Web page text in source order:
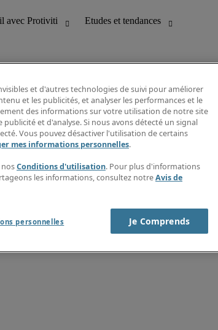
Etudes et tendances
Fiches métiers
Guide des salaires
Informations intérimaires
S'abonner à la newsletter
Créer une alerte emploi
et d'autres technologies de suivi pour améliorer
et les publicités, et analyser les performances et le
des informations sur votre utilisation de notre site
et d'analyse. Si nous avons détecté un signal
Vous pouvez désactiver l'utilisation de certains
mes informations personnelles.
Conditions d'utilisation. Pour plus d'informations
les informations, consultez notreAvis de
personnelles Je Comprends